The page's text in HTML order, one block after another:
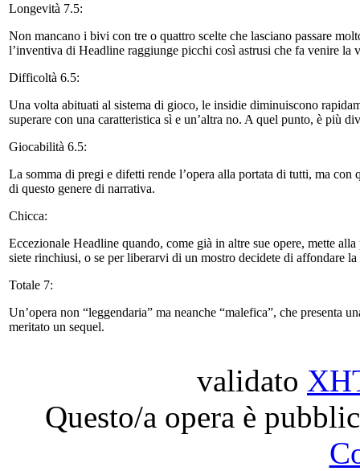
Longevità 7.5:
Non mancano i bivi con tre o quattro scelte che lasciano passare
l’inventiva di Headline raggiunge picchi così astrusi che fa venire
Difficoltà 6.5:
Una volta abituati al sistema di gioco, le insidie diminuiscono
superare con una caratteristica sì e un’altra no. A quel punto, è più
Giocabilità 6.5:
La somma di pregi e difetti rende l’opera alla portata di tutti, ma
di questo genere di narrativa.
Chicca:
Eccezionale Headline quando, come già in altre sue opere, mette
siete rinchiusi, o se per liberarvi di un mostro decidete di affondare
Totale 7:
Un’opera non “leggendaria” ma neanche “malefica”, che presenta
meritato un sequel.
validato
Questo/a opera è